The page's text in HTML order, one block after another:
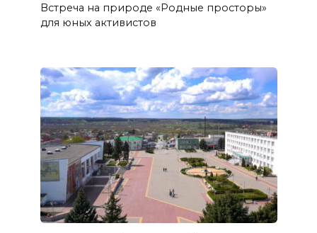
Встреча на природе «Родные просторы»
для юных активистов